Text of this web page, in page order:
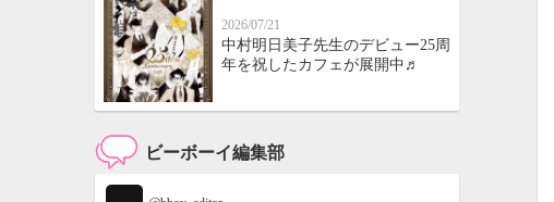
2026/07/21
中村明日美子先生のデビュー25周
年を祝したカフェが展開中♬
ビーボーイ編集部